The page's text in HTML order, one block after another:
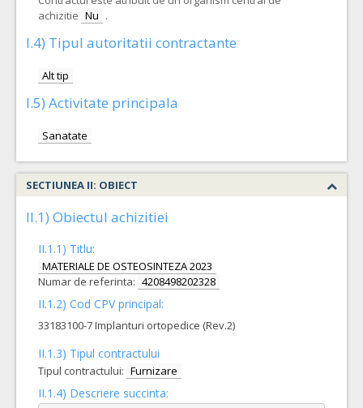
achizitie Nu .
I.4) Tipul autoritatii contractante
Alt tip
I.5) Activitate principala
Sanatate
SECTIUNEA II: OBIECT
II.1) Obiectul achizitiei
II.1.1) Titlu:
MATERIALE DE OSTEOSINTEZA 2023
Numar de referinta: 4208498202328
II.1.2) Cod CPV principal:
33183100-7 Implanturi ortopedice (Rev.2)
II.1.3) Tipul contractului
Tipul contractului: Furnizare
II.1.4) Descriere succinta: